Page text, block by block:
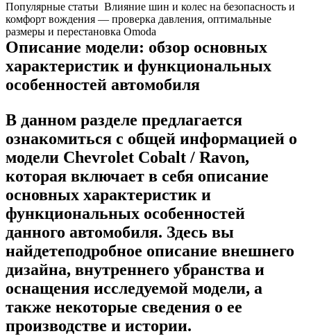
Популярные статьи Влияние шин и колес на безопасность и
комфорт вождения — проверка давления, оптимальные
размеры и перестановка Omoda
Описание модели: обзор основных
характеристик и функциональных
особенностей автомобиля
В данном разделе предлагается
ознакомиться с общей информацией о
модели Chevrolet Cobalt / Ravon,
которая включает в себя описание
основных характеристик и
функциональных особенностей
данного автомобиля. Здесь вы
найдетеподробное описание внешнего
дизайна, внутреннего убранства и
оснащения исследуемой модели, а
также некоторые сведения о ее
производстве и истории.